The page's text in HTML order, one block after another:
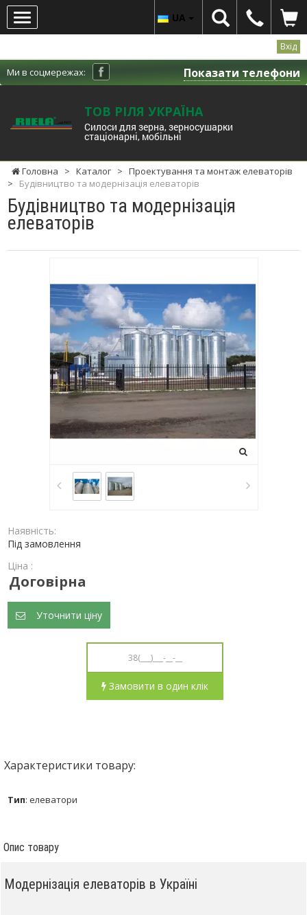
Вхід
Ми в соцмережах: Показати телефони
ТОВ РІЛЯ УКРАЇНА
Cилоси для зерна, зерносушарки
стаціонарні, мобільні
UA
Головна > Каталог > Проектування та монтаж елеваторів
>
Будівництво та модернізація елеваторів
Будівництво та модернізація
елеваторів
Наявність:
Під замовлення
Ціна :
Договірна
Уточнити ціну
Замовити в один клік
Характеристики товару:
Тип: елеватори
Опис товару
Модернізація елеваторів в Україні